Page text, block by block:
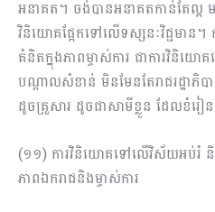
អនាគត។ ចង់បានអនាគតកាន់តែល្អ
វិនិយោគផ្អែកទៅលើទស្សនៈវិជ្ជមាន។
គំនិតក្នុងភាពម្ចាស់ការ ជាការវិនិយ
បណ្ដាលសំខាន់ មិនមែនតែរាជរដ្ឋ
ដូចគ្រួសារ ដូចជាសាមីខ្លួន ដែលខំរៀ
(១១) ការវិនិយោគទៅលើវិស័យអប់រំ និ
ភាពឯករាជនិងម្ចាស់ការ